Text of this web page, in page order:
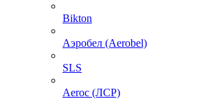
Bikton
Аэробел (Aerobel)
SLS
Aeroc (ЛСР)